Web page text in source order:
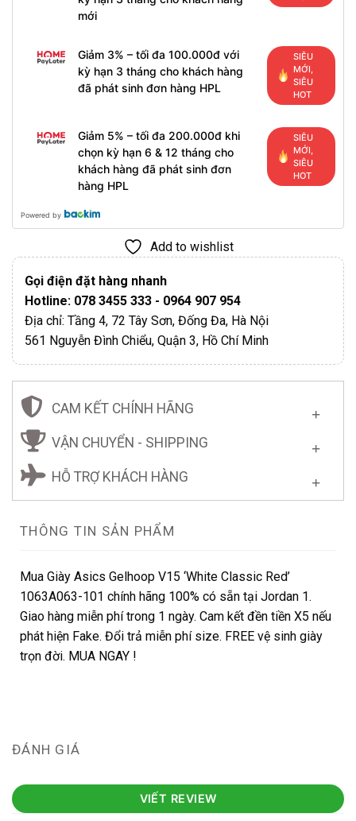
mới
Giảm 3% – tối đa 100.000đ với
kỳ hạn 3 tháng cho khách hàng
đã phát sinh đơn hàng HPL
SIÊU
MỚI,
SIÊU
HOT
Giảm 5% – tối đa 200.000đ khi
chọn kỳ hạn 6 & 12 tháng cho
khách hàng đã phát sinh đơn
hàng HPL
SIÊU
MỚI,
SIÊU
HOT
Powered by
Add to wishlist
Gọi điện đặt hàng nhanh
Hotline: 078 3455 333 - 0964 907 954
Địa chỉ: Tầng 4, 72 Tây Sơn, Đống Đa, Hà Nội
561 Nguyễn Đình Chiểu, Quận 3, Hồ Chí Minh
CAM KẾT CHÍNH HÃNG
VẬN CHUYỂN - SHIPPING
HỖ TRỢ KHÁCH HÀNG
THÔNG TIN SẢN PHẨM
Mua Giày Asics Gelhoop V15 ‘White Classic Red’
1063A063-101 chính hãng 100% có sẵn tại Jordan 1.
Giao hàng miễn phí trong 1 ngày. Cam kết đền tiền X5 nếu
phát hiện Fake. Đổi trả miễn phí size. FREE vệ sinh giày
trọn đời. MUA NGAY !
ĐÁNH GIÁ
VIẾT REVIEW